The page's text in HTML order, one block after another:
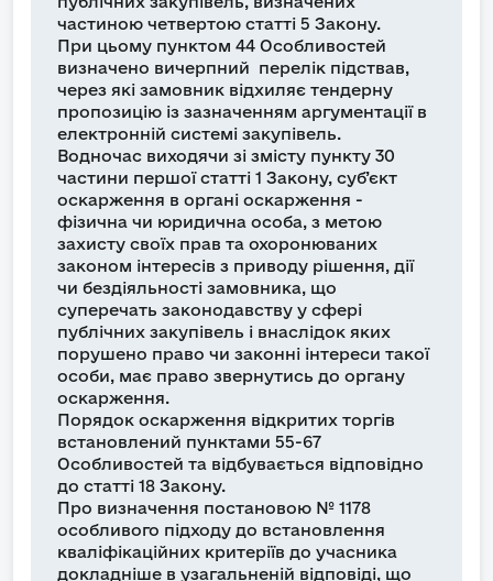
частиною четвертою статті 5 Закону.
При цьому пунктом 44 Особливостей
визначено вичерпний перелік підствав,
через які замовник відхиляє тендерну
пропозицію із зазначенням аргументації в
електронній системі закупівель.
Водночас виходячи зі змісту пункту 30
частини першої статті 1 Закону, суб’єкт
оскарження в органі оскарження -
фізична чи юридична особа, з метою
захисту своїх прав та охоронюваних
законом інтересів з приводу рішення, дії
чи бездіяльності замовника, що
суперечать законодавству у сфері
публічних закупівель і внаслідок яких
порушено право чи законні інтереси такої
особи, має право звернутись до органу
оскарження.
Порядок оскарження відкритих торгів
встановлений пунктами 55-67
Особливостей та відбувається відповідно
до статті 18 Закону.
Про визначення постановою № 1178
особливого підходу до встановлення
кваліфікаційних критеріїв до учасника
докладніше в узагальненій відповіді, що